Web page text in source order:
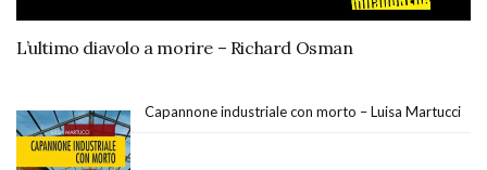
L’ultimo diavolo a morire – Richard Osman
Capannone industriale con morto – Luisa Martucci